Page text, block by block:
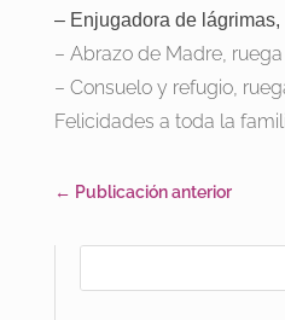
– Enjugadora de
– Abrazo de Madre,
– Consuelo y refugio,
Felicidades a toda la
← Publicación anterior